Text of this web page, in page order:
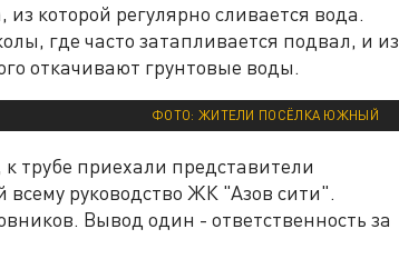
из которой регулярно сливается вода.
где часто затапливается подвал, и из
откачивают грунтовые воды.
ФОТО: ЖИТЕЛИ ПОСЁЛКА ЮЖНЫЙ
трубе приехали представители
руководство ЖК "Азов сити".
Вывод один - ответственность за